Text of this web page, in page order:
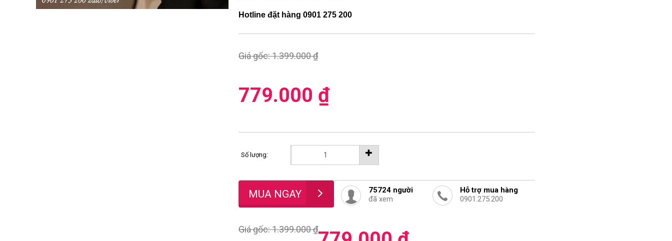
Hotline đặt hàng 0901 275 200
Giá gốc:1.399.000 ₫
779.000 ₫
Số lượng:
75724 người
đã xem
Hỗ trợ mua hàng
0901.275.200
Giá gốc: 1.399.000 ₫